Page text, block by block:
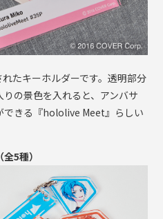
たキーホルダーです。透明部分
の景色を入れると、アンバサ
できる『hololive Meet』らしい
5種）